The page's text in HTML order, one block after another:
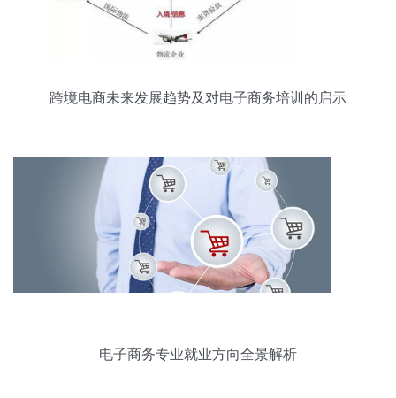
跨境电商未来发展趋势及对电子商务培训的启示
电子商务专业就业方向全景解析